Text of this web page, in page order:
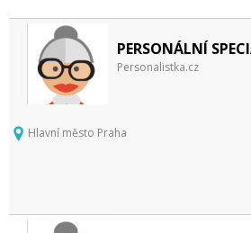
PERSONÁLNÍ
Personalistka.cz
Hlavní město Praha